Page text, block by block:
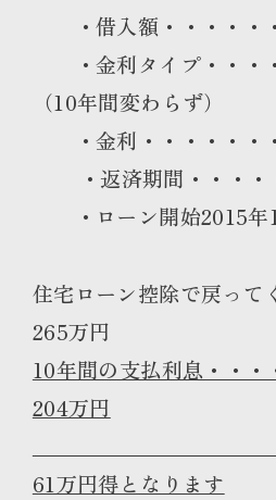
・借入額・・・・・
・金利タイプ・・・
（10年間変わらず）
・金利・・・・・・
・返済期間・・・・
・ローン開始2015年
住宅ローン控除で戻って
265万円
10年間の支払利息・・・
204万円
差
61万円得となります